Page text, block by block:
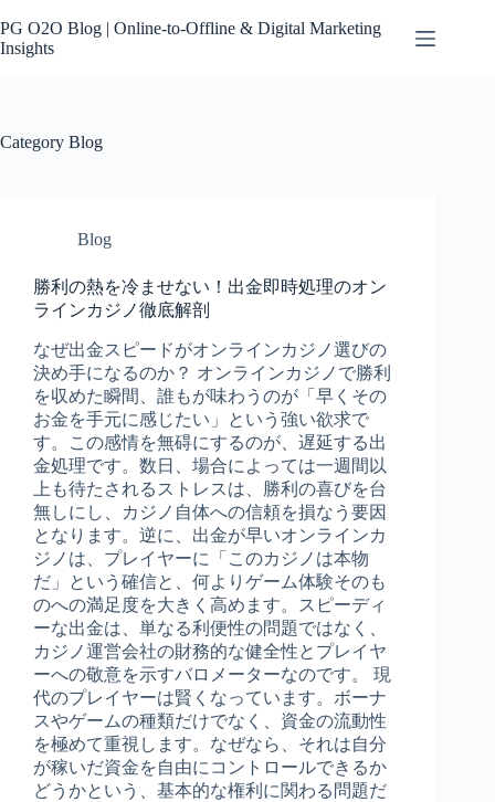
to
content
PG O2O Blog | Online-to-Offline & Digital Marketing
Insights
Category Blog
Blog
勝利の熱を冷ませない！出金即時処理のオン
ラインカジノ徹底解剖
なぜ出金スピードがオンラインカジノ選びの
決め手になるのか？ オンラインカジノで勝利
を収めた瞬間、誰もが味わうのが「早くその
お金を手元に感じたい」という強い欲求で
す。この感情を無碍にするのが、遅延する出
金処理です。数日、場合によっては一週間以
上も待たされるストレスは、勝利の喜びを台
無しにし、カジノ自体への信頼を損なう要因
となります。逆に、出金が早いオンラインカ
ジノは、プレイヤーに「このカジノは本物
だ」という確信と、何よりゲーム体験そのも
のへの満足度を大きく高めます。スピーディ
ーな出金は、単なる利便性の問題ではなく、
カジノ運営会社の財務的な健全性とプレイヤ
ーへの敬意を示すバロメーターなのです。 現
代のプレイヤーは賢くなっています。ボーナ
スやゲームの種類だけでなく、資金の流動性
を極めて重視します。なぜなら、それは自分
が稼いだ資金を自由にコントロールできるか
どうかという、基本的な権利に関わる問題だ